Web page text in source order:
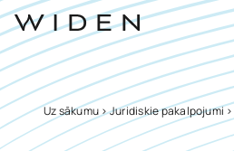
Uz sākumu >Juridiskie pakalpojumi>